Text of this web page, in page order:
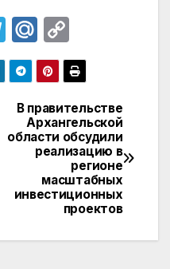
T
el
e
gr
a
M
ail
.R
u
o
p
y
Li
n
k
В правительстве
Архангельской
области обсудили
реализацию в
регионе
масштабных
инвестиционных
проектов